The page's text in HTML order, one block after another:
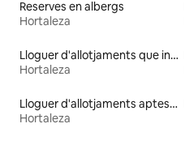
Reserves en albergs
Hortaleza
Lloguer d'allotjaments que inclouen esmorzar
Hortaleza
Lloguer d'allotjaments aptes per a famílies
Hortaleza